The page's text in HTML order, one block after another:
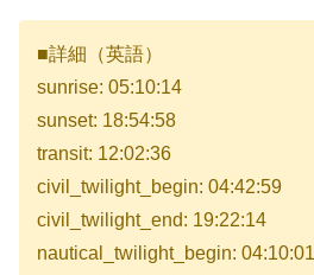
■詳細（英語）
sunrise: 05:10:14
sunset: 18:54:58
transit: 12:02:36
civil_twilight_begin: 04:42:59
civil_twilight_end: 19:22:14
nautical_twilight_begin: 04:10:01